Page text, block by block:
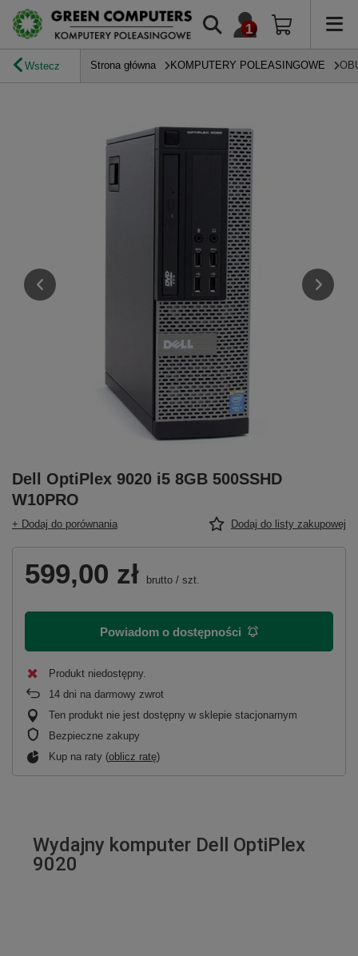
Wstecz Strona główna KOMPUTERY POLEASINGOWE
Dell OptiPlex 9020 i5 8GB 500SSHD
W10PRO
+ Dodaj do porównania Dodaj do listy zakupowej
599,00 zł brutto / szt.
Powiadom o dostępności
Produkt niedostępny
14 dni na darmowy zwrot
Ten produkt nie jest dostępny w sklepie stacjonarnym
Bezpieczne zakupy
Kup na raty (oblicz ratę)
Wydajny komputer Dell OptiPlex
9020